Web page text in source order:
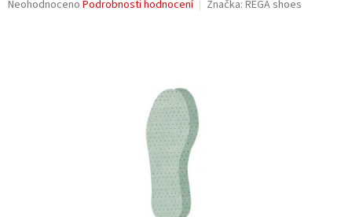
Průměrné
Neohodnoceno Podrobnosti hodnocení Značka: REGA shoes